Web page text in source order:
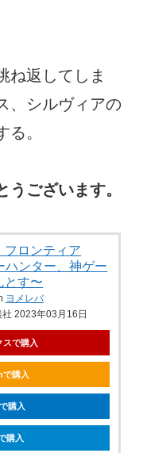
ね返してしま
、シルヴィアの
。
ございます。
フロンティア
ンター、神ゲー
とす〜
ヨメレバ
2023年03月16日
スで購入
購入
購入
購入